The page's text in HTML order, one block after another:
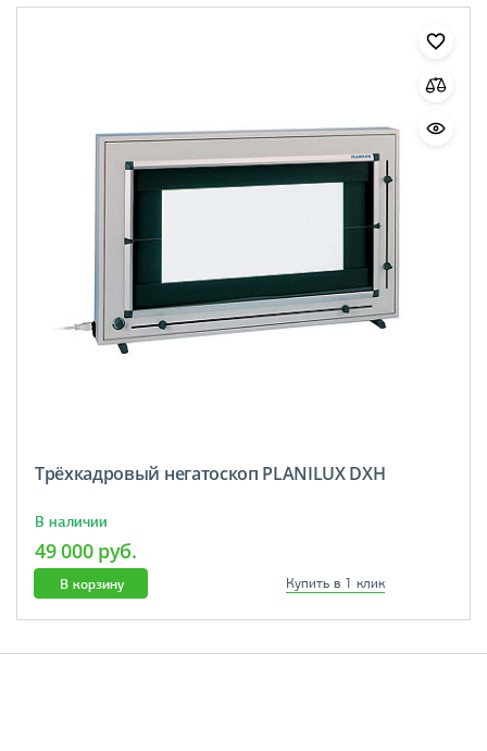
Трёхкадровый негатоскоп PLANILUX DXH
В наличии
49 000 руб.
В корзину Купить в 1 клик